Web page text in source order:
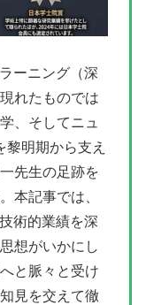
ーニング（深
れたものでは
、そしてニュ
明期から支え
先生の足跡を
本記事では、
術的業績を深
想がいかにし
と脈々と受け
見を交えて徹